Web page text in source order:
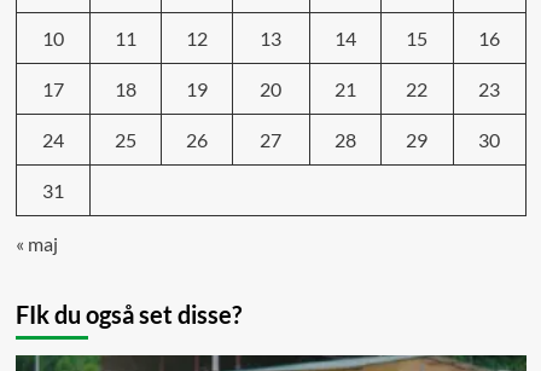
10 11 12 13 14 15 16
17 18 19 20 21 22 23
24 25 26 27 28 29 30
31
« maj
FIk du også set disse?